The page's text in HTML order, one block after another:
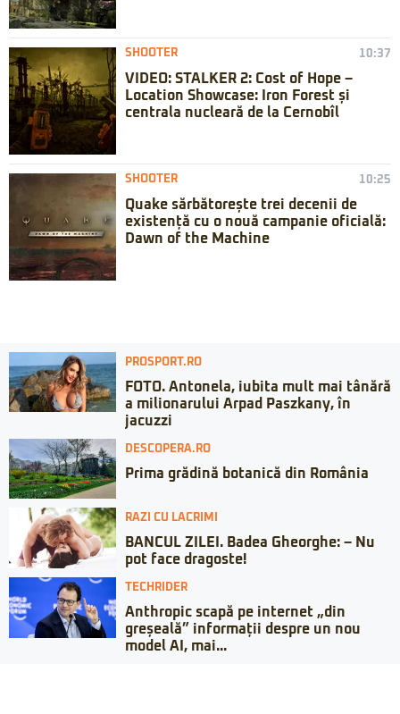
SHOOTER 10:37
VIDEO: STALKER 2: Cost of Hope –
Location Showcase: Iron Forest și
centrala nucleară de la Cernobîl
SHOOTER 10:25
Quake sărbătorește trei decenii de
existență cu o nouă campanie oficială:
Dawn of the Machine
PROSPORT.RO
FOTO. Antonela, iubita mult mai tânără
a milionarului Arpad Paszkany, în
jacuzzi
DESCOPERA.RO
Prima grădină botanică din România
RAZI CU LACRIMI
BANCUL ZILEI. Badea Gheorghe: – Nu
pot face dragoste!
TECHRIDER
Anthropic scapă pe internet „din
greșeală” informații despre un nou
model AI, mai...